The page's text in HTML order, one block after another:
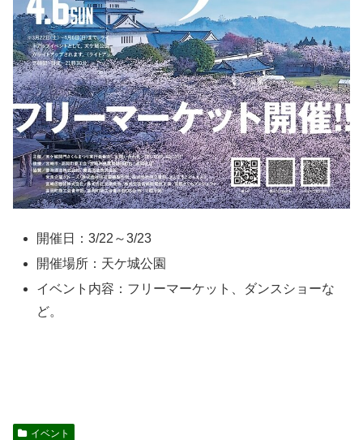
開催日：3/22～3/23
開催場所：天ケ城公園
イベント内容：フリーマーケット、ダンスショーな
ど。
イベント